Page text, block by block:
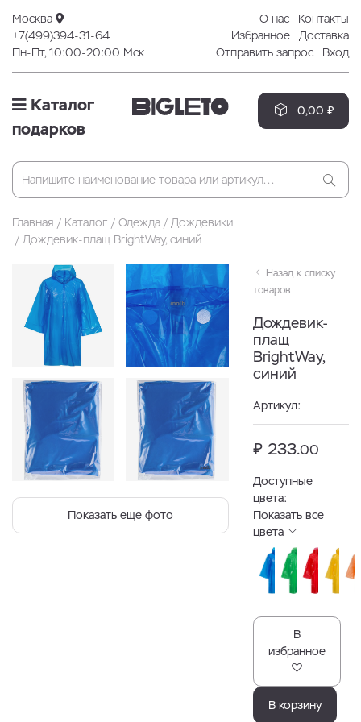
Москва
+7(499)394-31-64
Пн-Пт, 10:00-20:00 Мск
О нас
Контакты
Избранное
Доставка
Отправить запрос
Вход
Каталог
подарков
0,00 ₽
Главная Каталог Одежда
Дождевики
Дождевик-плащ BrightWay, синий
Показать еще фото
Назад к списку
товаров
Дождевик-
плащ
BrightWay,
синий
Артикул:
₽ 233.00
Доступные
цвета:
Показать все
цвета
В
избранное
В корзину